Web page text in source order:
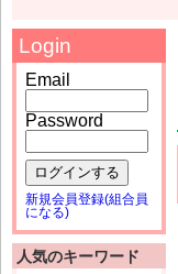
Login
Email
Password
ログインする
新規会員登録(組合員
になる)
人気のキーワード